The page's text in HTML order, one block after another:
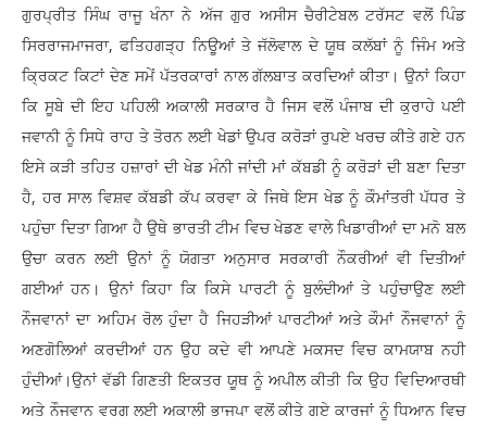
ਗੁਰਪ੍ਰੀਤ ਸਿੰਘ ਰਾਜੂ ਖੰਨਾ ਨੇ ਅੱਜ ਗੁਰ ਅਸੀਸ ਚੈਰੀਟੇਬਲ ਟਰੱਸਟ ਵਲੋਂ ਪਿੰਡ
ਸਿਰਰਾਜਮਾਜਰਾ, ਫਤਿਹਗੜ੍ਹ ਨਿਊਆਂ ਤੇ ਜੱਲੋਵਾਲ ਦੇ ਯੂਥ ਕਲੱਬਾਂ ਨੂੰ ਜਿੰਮ ਅਤੇ
ਕ੍ਰਿਕਟ ਕਿਟਾਂ ਦੇਣ ਸਮੇਂ ਪੱਤਰਕਾਰਾਂ ਨਾਲ ਗੱਲਬਾਤ ਕਰਦਿਆਂ ਕੀਤਾ। ਉਨਾਂ ਕਿਹਾ
ਕਿ ਸੂਬੇ ਦੀ ਇਹ ਪਹਿਲੀ ਅਕਾਲੀ ਸਰਕਾਰ ਹੈ ਜਿਸ ਵਲੋਂ ਪੰਜਾਬ ਦੀ ਕੁਰਾਹੇ ਪਈ
ਜਵਾਨੀ ਨੂੰ ਸਿਧੇ ਰਾਹ ਤੇ ਤੋਰਨ ਲਈ ਖੇਡਾਂ ਉਪਰ ਕਰੋੜਾਂ ਰੁਪਏ ਖਰਚ ਕੀਤੇ ਗਏ ਹਨ
ਇਸੇ ਕੜੀ ਤਹਿਤ ਹਜ਼ਾਰਾਂ ਦੀ ਖੇਡ ਮੰਨੀ ਜਾਂਦੀ ਮਾਂ ਕੱਬਡੀ ਨੂੰ ਕਰੋੜਾਂ ਦੀ ਬਣਾ ਦਿਤਾ
ਹੈ, ਹਰ ਸਾਲ ਵਿਸ਼ਵ ਕੱਬਡੀ ਕੱਪ ਕਰਵਾ ਕੇ ਜਿਥੇ ਇਸ ਖੇਡ ਨੂੰ ਕੌਮਾਂਤਰੀ ਪੱਧਰ ਤੇ
ਪਹੁੰਚਾ ਦਿਤਾ ਗਿਆ ਹੈ ਉਥੇ ਭਾਰਤੀ ਟੀਮ ਵਿਚ ਖੇਡਣ ਵਾਲੇ ਖਿਡਾਰੀਆਂ ਦਾ ਮਨੋ ਬਲ
ਉਚਾ ਕਰਨ ਲਈ ਉਨਾਂ ਨੂੰ ਯੋਗਤਾ ਅਨੁਸਾਰ ਸਰਕਾਰੀ ਨੌਕਰੀਆਂ ਵੀ ਦਿਤੀਆਂ
ਗਈਆਂ ਹਨ। ਉਨਾਂ ਕਿਹਾ ਕਿ ਕਿਸੇ ਪਾਰਟੀ ਨੂੰ ਬੁਲੰਦੀਆਂ ਤੇ ਪਹੁੰਚਾਉਣ ਲਈ
ਨੌਜਵਾਨਾਂ ਦਾ ਅਹਿਮ ਰੋਲ ਹੁੰਦਾ ਹੈ ਜਿਹੜੀਆਂ ਪਾਰਟੀਆਂ ਅਤੇ ਕੌਮਾਂ ਨੌਜਵਾਨਾਂ ਨੂੰ
ਅਣਗੋਲਿਆਂ ਕਰਦੀਆਂ ਹਨ ਉਹ ਕਦੇ ਵੀ ਆਪਣੇ ਮਕਸਦ ਵਿਚ ਕਾਮਯਾਬ ਨਹੀ
ਹੁੰਦੀਆਂ।ਉਨਾਂ ਵੱਡੀ ਗਿਣਤੀ ਇਕਤਰ ਯੂਥ ਨੂੰ ਅਪੀਲ ਕੀਤੀ ਕਿ ਉਹ ਵਿਦਿਆਰਥੀ
ਅਤੇ ਨੌਜਵਾਨ ਵਰਗ ਲਈ ਅਕਾਲੀ ਭਾਜਪਾ ਵਲੋਂ ਕੀਤੇ ਗਏ ਕਾਰਜਾਂ ਨੂੰ ਧਿਆਨ ਵਿਚ